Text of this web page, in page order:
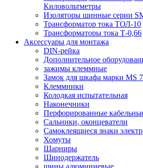
Киловольтметры
Изоляторы шинные серии
Трансформатор тока ТОЛ-10
Трансформаторы тока Т-0,66
Аксессуары для монтажа
DIN-рейка
Дополнительное
зажимы клеммные
Замок для шкафа марки MS
Клеммники
Колодкая испытательная
Наконечники
Перфорированные
Сальники, оконцеватели
Самоклеящиеся знаки
Хомуты
Шарниры
Шинодержатель
шины алюминиевые